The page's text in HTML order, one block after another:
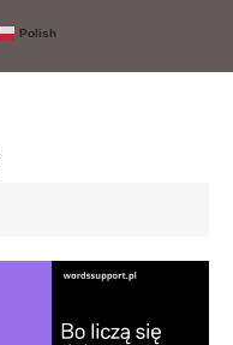
Polish